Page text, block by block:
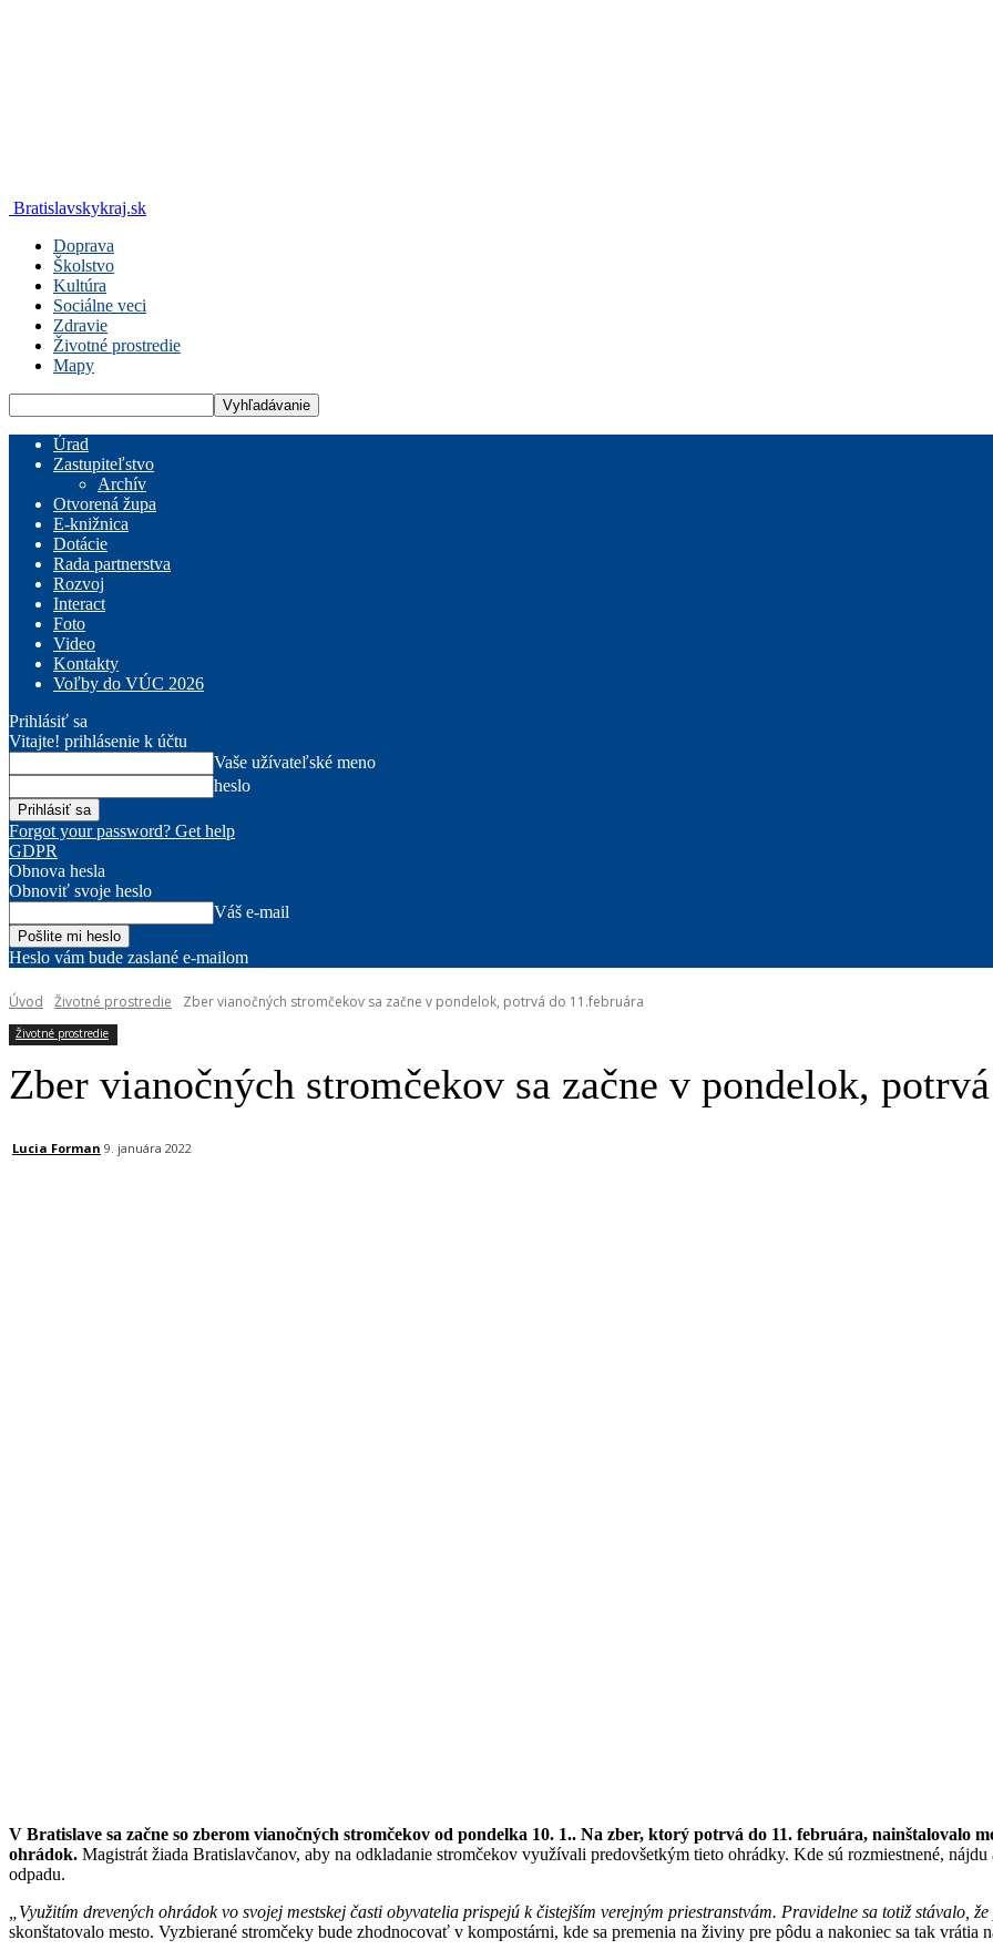
Bratislavskykraj.sk
Doprava
Školstvo
Kultúra
Sociálne veci
Zdravie
Životné prostredie
Mapy
Úrad
Zastupiteľstvo
Archív
Otvorená župa
E-knižnica
Dotácie
Rada partnerstva
Rozvoj
Interact
Foto
Video
Kontakty
Voľby do VÚC 2026
Prihlásiť sa
Vitajte! prihlásenie k účtu
Vaše užívateľské meno
heslo
Forgot your password? Get help
GDPR
Obnova hesla
Obnoviť svoje heslo
Váš e-mail
Heslo vám bude zaslané e-mailom
Úvod Životné prostredie Zber vianočných stromčekov sa začne v pondelok, potrvá do 11.februára
Životné prostredie
Zber vianočných stromčekov sa začne v pondelok,
Lucia Forman 9. januára 2022
V Bratislave sa začne so zberom vianočných stromčekov od pondelka 10. 1.. Na zber, ktorý potrvá do 11. februára, nainštalovalo
ohrádok. Magistrát žiada Bratislavčanov, aby na odkladanie stromčekov využívali predovšetkým tieto ohrádky. Kde sú rozmiestnené,
odpadu.
„Využitím drevených ohrádok vo svojej mestskej časti obyvatelia prispejú k čistejším verejným priestranstvám. Pravidelne sa totiž stávalo,
skonštatovalo mesto. Vyzbierané stromčeky bude zhodnocovať v kompostárni, kde sa premenia na živiny pre pôdu a nakoniec sa tak vrátia